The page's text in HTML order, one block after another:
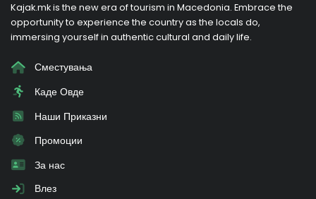
Kajak.mk is the new era of tourism in Macedonia. Embrace the
opportunity to experience the country as the locals do,
immersing yourself in authentic cultural and daily life.
Сместувања
Каде Овде
Наши Приказни
Промоции
За нас
Влез